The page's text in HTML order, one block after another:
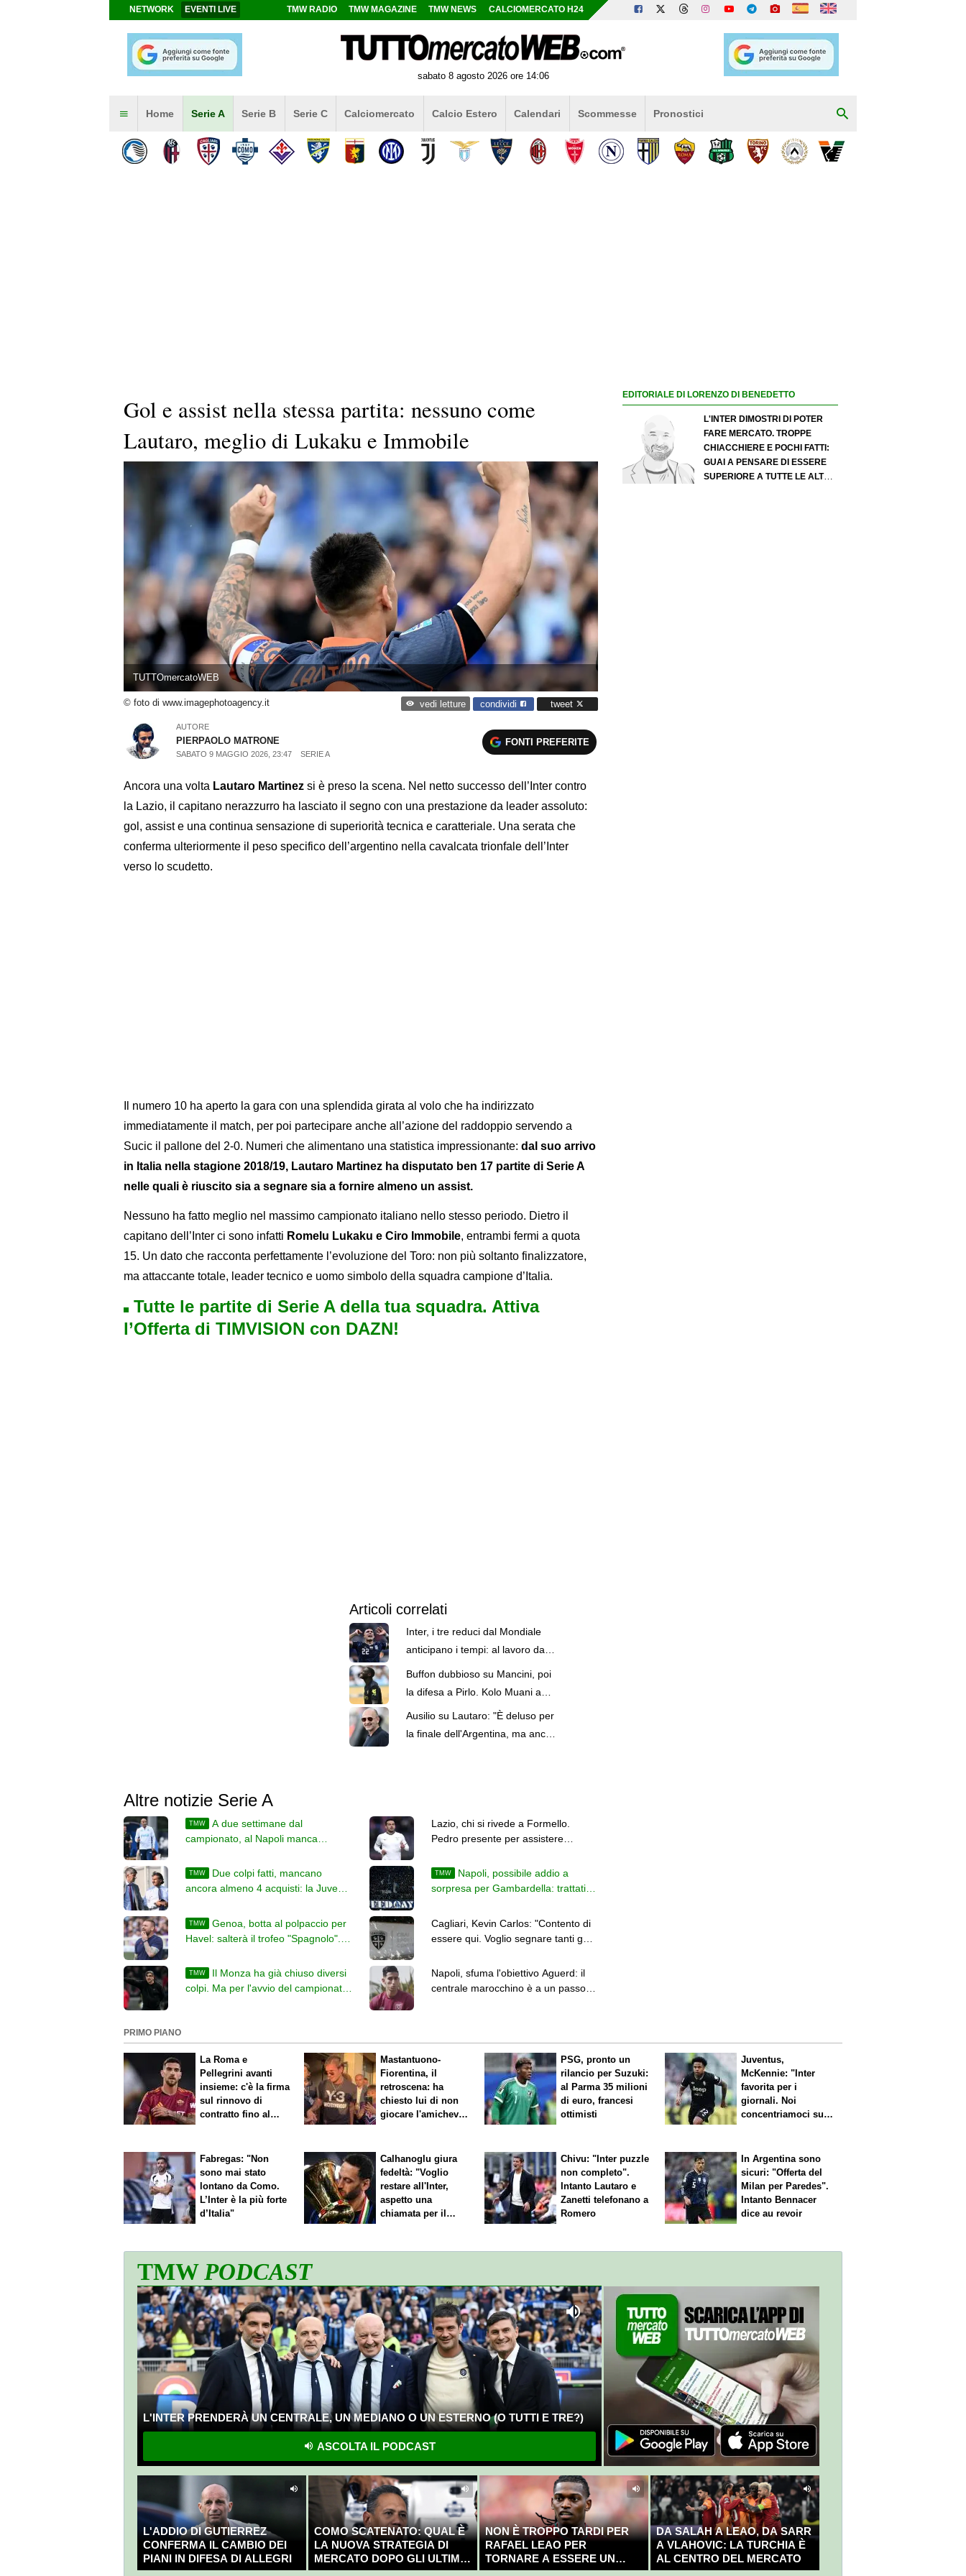
NETWORK EVENTI LIVE TMW RADIO TMW MAGAZINE TMW NEWS CALCIOMERCATO H24
sabato 8 agosto 2026 ore 14:06
Home Serie A Serie B Serie C Calciomercato Calcio Estero Calendari Scommesse Pronostici
Gol e assist nella stessa partita: nessuno come
Lautaro, meglio di Lukaku e Immobile
TUTTOmercatoWEB
© foto di www.imagephotoagency.it vedi letture condividi tweet
AUTORE
PIERPAOLO MATRONE
SABATO 9 MAGGIO 2026, 23:47 SERIE A
FONTI PREFERITE
Ancora una volta Lautaro Martinez si è preso la scena. Nel netto successo dell’Inter contro
la Lazio, il capitano nerazzurro ha lasciato il segno con una prestazione da leader assoluto:
gol, assist e una continua sensazione di superiorità tecnica e caratteriale. Una serata che
conferma ulteriormente il peso specifico dell’argentino nella cavalcata trionfale dell’Inter
verso lo scudetto.
Il numero 10 ha aperto la gara con una splendida girata al volo che ha indirizzato
immediatamente il match, per poi partecipare anche all’azione del raddoppio servendo a
Sucic il pallone del 2-0. Numeri che alimentano una statistica impressionante: dal suo arrivo
in Italia nella stagione 2018/19, Lautaro Martinez ha disputato ben 17 partite di Serie A
nelle quali è riuscito sia a segnare sia a fornire almeno un assist.
Nessuno ha fatto meglio nel massimo campionato italiano nello stesso periodo. Dietro il
capitano dell’Inter ci sono infatti Romelu Lukaku e Ciro Immobile, entrambi fermi a quota
15. Un dato che racconta perfettamente l’evoluzione del Toro: non più soltanto finalizzatore,
ma attaccante totale, leader tecnico e uomo simbolo della squadra campione d’Italia.
Tutte le partite di Serie A della tua squadra. Attiva
l’Offerta di TIMVISION con DAZN!
Articoli correlati
Inter, i tre reduci dal Mondiale
anticipano i tempi: al lavoro da
Buffon dubbioso su Mancini, poi
la difesa a Pirlo. Kolo Muani a
Torino: le top news delle 13
Ausilio su Lautaro: "È deluso per
la finale dell'Argentina, ma anche
Altre notizie Serie A
TMW
A due settimane dal
campionato, al Napoli manca
legati alle uscite
Lazio, chi si rivede a Formello.
Pedro presente per assistere
TMW
Due colpi fatti, mancano
ancora almeno 4 acquisti: la Juve
TMW
Napoli, possibile addio a
sorpresa per Gambardella: trattativa
TMW
Genoa, botta al polpaccio per
Havel: salterà il trofeo "Spagnolo".
Cagliari, Kevin Carlos: "Contento di
essere qui. Voglio segnare tanti gol
TMW
Il Monza ha già chiuso diversi
colpi. Ma per l'avvio del campionato
Napoli, sfuma l'obiettivo Aguerd: il
centrale marocchino è a un passo
EDITORIALE DI LORENZO DI BENEDETTO
L'INTER DIMOSTRI DI POTER
FARE MERCATO. TROPPE
CHIACCHIERE E POCHI FATTI:
GUAI A PENSARE DI ESSERE
SUPERIORE A TUTTE LE ALTRE
PRIMO PIANO
La Roma e
Pellegrini avanti
insieme: c'è la firma
sul rinnovo di
contratto fino al
Mastantuono-
Fiorentina, il
retroscena: ha
chiesto lui di non
giocare l'amichevole
PSG, pronto un
rilancio per Suzuki:
al Parma 35 milioni
di euro, francesi
ottimisti
Juventus,
McKennie: "Inter
favorita per i
giornali. Noi
concentriamoci sul
Fabregas: "Non
sono mai stato
lontano da Como.
L’Inter è la più forte
d’Italia"
Calhanoglu giura
fedeltà: "Voglio
restare all'Inter,
aspetto una
chiamata per il
Chivu: "Inter puzzle
non completo".
Intanto Lautaro e
Zanetti telefonano a
Romero
In Argentina sono
sicuri: "Offerta del
Milan per Paredes".
Intanto Bennacer
diceau revoir
TMWPODCAST
L'INTER PRENDERÀ UN CENTRALE, UN MEDIANO O UN ESTERNO (O TUTTI E TRE?)
ASCOLTA IL PODCAST
L'ADDIO DI GUTIERREZ
CONFERMA IL CAMBIO DEI
PIANI IN DIFESA DI ALLEGRI
COMO SCATENATO: QUAL È
LA NUOVA STRATEGIA DI
MERCATO DOPO GLI ULTIMI
COLPI?
NON È TROPPO TARDI PER
RAFAEL LEAO PER
TORNARE A ESSERE UN
CAMPIONE
DA SALAH A LEAO, DA SARR
A VLAHOVIC: LA TURCHIA È
AL CENTRO DEL MERCATO